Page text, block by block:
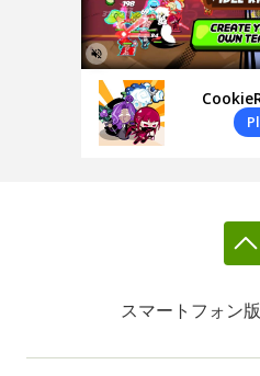
スマートフォン版